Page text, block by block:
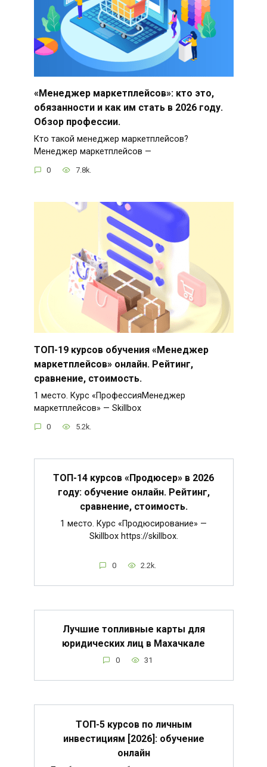
«Менеджер маркетплейсов»: кто это,
обязанности и как им стать в 2026 году.
Обзор профессии.
Кто такой менеджер маркетплейсов?
Менеджер маркетплейсов —
0 7.8k.
ТОП-19 курсов обучения «Менеджер
маркетплейсов» онлайн. Рейтинг,
сравнение, стоимость.
1 место. Курс «ПрофессияМенеджер
маркетплейсов» — Skillbox
0 5.2k.
ТОП-14 курсов «Продюсер» в 2026
году: обучение онлайн. Рейтинг,
сравнение, стоимость.
1 место. Курс «Продюсирование» —
Skillbox https://skillbox.
0 2.2k.
Лучшие топливные карты для
юридических лиц в Махачкале
0 31
ТОП-5 курсов по личным
инвестициям [2026]: обучение
онлайн